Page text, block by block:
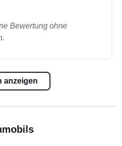
Bewertung ohne
anzeigen